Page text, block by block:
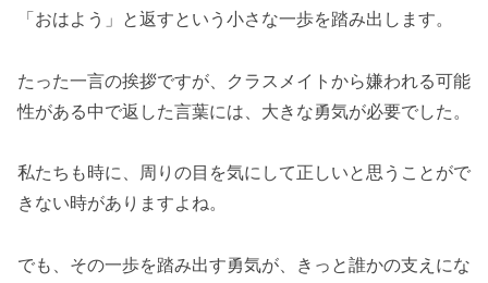
「おはよう」と返すという小さな一歩を踏み出します。
たった一言の挨拶ですが、クラスメイトから嫌われる可能
性がある中で返した言葉には、大きな勇気が必要でした。
私たちも時に、周りの目を気にして正しいと思うことがで
きない時がありますよね。
でも、その一歩を踏み出す勇気が、きっと誰かの支えにな